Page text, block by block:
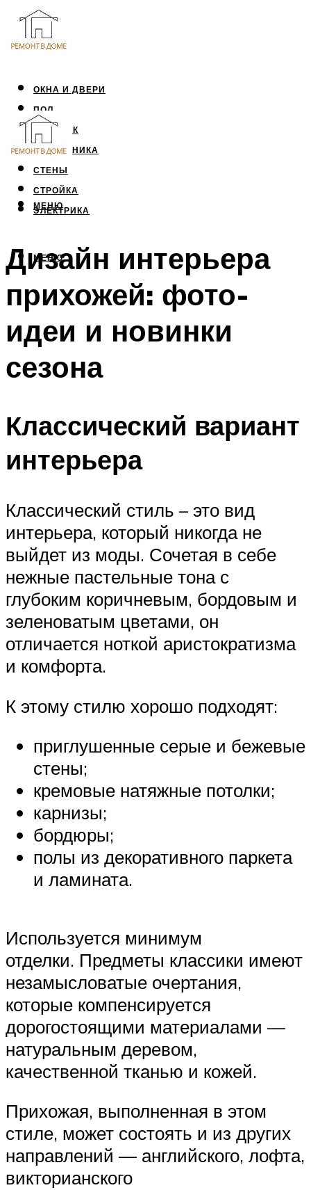
ОКНА И ДВЕРИ
ПОЛ
ПОТОЛОК
САНТЕХНИКА
СТЕНЫ
СТРОЙКА
ЭЛЕКТРИКА
МЕНЮ
МЕНЮ
Дизайн интерьера
прихожей: фото-
идеи и новинки
сезона
Классический вариант
интерьера
Классический стиль – это вид
интерьера, который никогда не
выйдет из моды. Сочетая в себе
нежные пастельные тона с
глубоким коричневым, бордовым и
зеленоватым цветами, он
отличается ноткой аристократизма
и комфорта.
К этому стилю хорошо подходят:
приглушенные серые и бежевые
стены;
кремовые натяжные потолки;
карнизы;
бордюры;
полы из декоративного паркета
и ламината.
Используется минимум
отделки. Предметы классики имеют
незамысловатые очертания,
которые компенсируется
дорогостоящими материалами —
натуральным деревом,
качественной тканью и кожей.
Прихожая, выполненная в этом
стиле, может состоять и из других
направлений — английского, лофта,
викторианского